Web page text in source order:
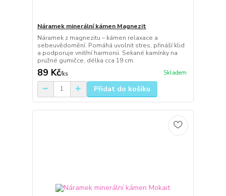
Náramek minerální kámen Magnezit
Náramek z magnezitu – kámen relaxace a
sebeuvědomění. Pomáhá uvolnit stres, přináší klid
a podporuje vnitřní harmonii. Sekané kamínky na
pružné gumičce, délka cca 19 cm.
89 Kč/ks Skladem
Přidat do košíku